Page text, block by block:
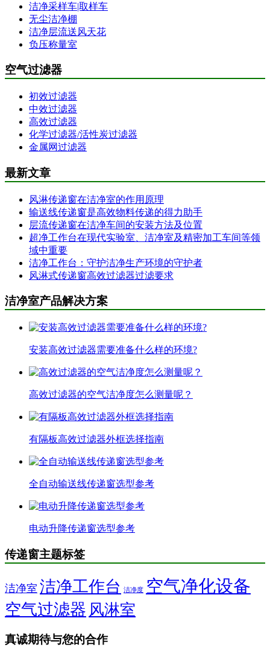
洁净采样车|取样车
无尘洁净棚
洁净层流送风天花
负压称量室
空气过滤器
初效过滤器
中效过滤器
高效过滤器
化学过滤器/活性炭过滤器
金属网过滤器
最新文章
风淋传递窗在洁净室的作用原理
输送线传递窗是高效物料传递的得力助手
层流传递窗在洁净车间的安装方法及位置
超净工作台在现代实验室、洁净室及精密加工车间等领
域中重要
洁净工作台：守护洁净生产环境的守护者
风淋式传递窗高效过滤器过滤要求
洁净室产品解决方案
安装高效过滤器需要准备什么样的环境?
高效过滤器的空气洁净度怎么测量呢？
有隔板高效过滤器外框选择指南
全自动输送线传递窗选型参考
电动升降传递窗选型参考
传递窗主题标签
洁净室 洁净工作台 洁净度 空气净化设备
空气过滤器 风淋室
真诚期待与您的合作